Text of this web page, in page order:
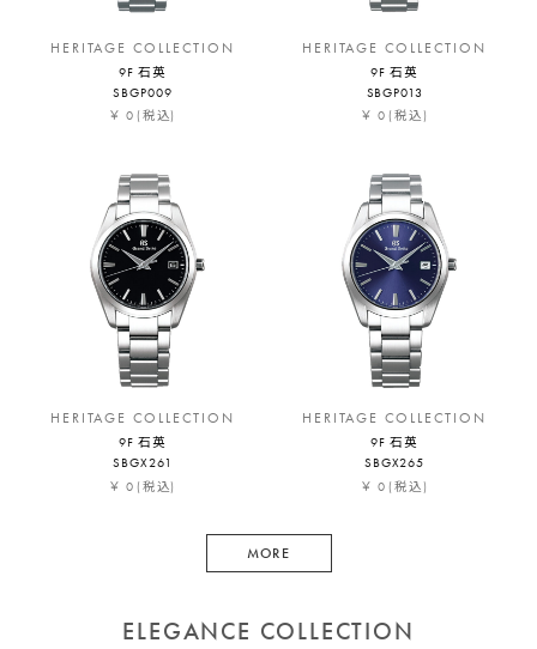
HERITAGE COLLECTION
9F 石英
SBGP009
￥ 0 (税込)
HERITAGE COLLECTION
9F 石英
SBGP013
￥ 0 (税込)
HERITAGE COLLECTION
9F 石英
SBGX261
￥ 0 (税込)
HERITAGE COLLECTION
9F 石英
SBGX265
￥ 0 (税込)
MORE
ELEGANCE COLLECTION